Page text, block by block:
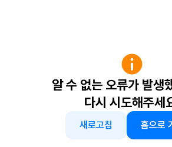
알 수 없는 오류가 발생
다시 시도해주세
새로고침 홈으로